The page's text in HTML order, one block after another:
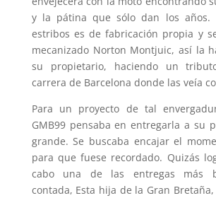
y la pátina que sólo dan los años.
estribos es de fabricación propia y
mecanizado Norton Montjuic, así la
su propietario, haciendo un
carrera de Barcelona donde las veía
Para un proyecto de tal
GMB99 pensaba en entregarla a su
grande. Se buscaba encajar el
para que fuese recordado. Quizás
cabo una de las entregas más
contada, Esta hija de la Gran